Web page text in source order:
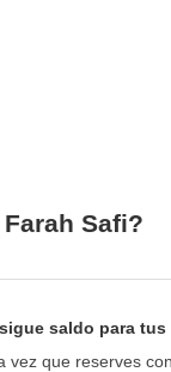
Safi?
saldo para tus
vez que reserves